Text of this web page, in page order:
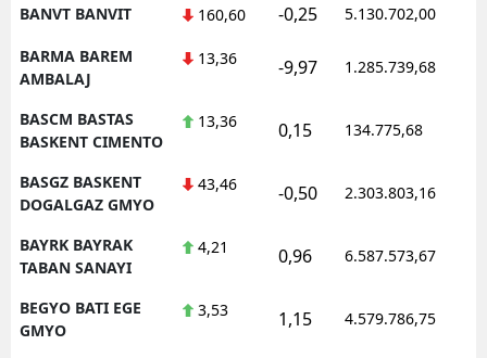
BANVT BANVIT 160,60 -0,25 5.130.702,00
BARMA BAREM
AMBALAJ
13,36 -9,97 1.285.739,68
BASCM BASTAS
BASKENT CIMENTO
13,36 0,15 134.775,68
BASGZ BASKENT
DOGALGAZ GMYO
43,46 -0,50 2.303.803,16
BAYRK BAYRAK
TABAN SANAYI
4,21 0,96 6.587.573,67
BEGYO BATI EGE
GMYO
3,53 1,15 4.579.786,75